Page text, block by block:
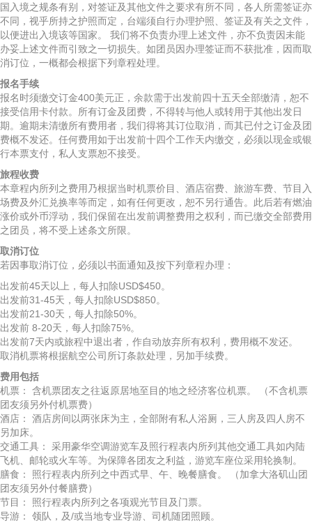
国入境之规条有别，对签证及其他文件之要求有所不同，各人所需签证亦
不同，视乎所持之护照而定，台端须自行办理护照、签证及有关之文件，
以便进出入境该等国家。 我们将不负责办理上述文件，亦不负责因未能
办妥上述文件而引致之一切损失。如团员因办理签证而不获批准，因而取
消订位，一概都会根据下列章程处理。
报名手续
报名时须缴交订金400美元正，余款需于出发前四十五天全部缴清，恕不
接受信用卡付款。所有订金及团费，不得转与他人或转用于其他出发日
期。逾期未清缴所有费用者，我们得将其订位取消，而其已付之订金及团
费概不发还。任何费用如于出发前十四个工作天内缴交，必须以现金或银
行本票支付，私人支票恕不接受。
旅程收费
本章程内所列之费用乃根据当时机票价目、酒店宿费、旅游车费、节目入
场费及外汇兑换率等而定，如有任何更改，恕不另行通告。此后若有燃油
涨价或外币浮动，我们保留在出发前调整费用之权利，而已缴交全部费用
之团员，将不受上述条文所限。
取消订位
若因事取消订位，必须以书面通知及按下列章程办理：
出发前45天以上，每人扣除USD$450。
出发前31-45天，每人扣除USD$850。
出发前21-30天，每人扣除50%。
出发前 8-20天，每人扣除75%。
出发前7天内或旅程中退出者，作自动放弃所有权利，费用概不发还。
取消机票将根据航空公司所订条款处理，另加手续费。
费用包括
机票： 含机票团友之往返原居地至目的地之经济客位机票。 （不含机票
团友须另外付机票费）
酒店： 酒店房间以两张床为主，全部附有私人浴厕，三人房及四人房不
另加床。
交通工具： 采用豪华空调游览车及照行程表内所列其他交通工具如内陆
飞机、邮轮或火车等。为保障各团友之利益，游览车座位采用轮换制。
膳食： 照行程表内所列之中西式早、午、晚餐膳食。 （加拿大洛矶山团
团友须另外付餐膳费）
节目： 照行程表内所列之各项观光节目及门票。
导游： 领队，及/或当地专业导游、司机随团照顾。